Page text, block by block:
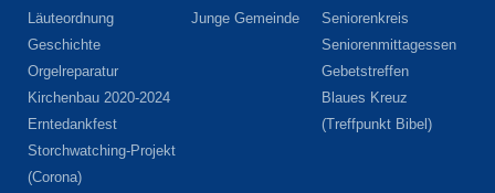
Läuteordnung
Geschichte
Orgelreparatur
Kirchenbau 2020-2024
Erntedankfest
Storchwatching-Projekt
(Corona)
Junge Gemeinde
Seniorenkreis
Seniorenmittagessen
Gebetstreffen
Blaues Kreuz
(Treffpunkt Bibel)